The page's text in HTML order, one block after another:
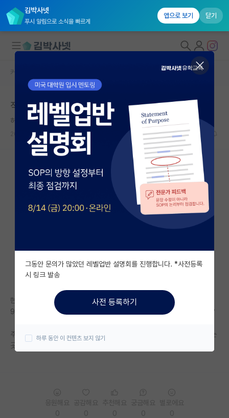
김박사넷
푸시 알림으로 소식을 빠르게
앱으로 보기 닫기
대학원생 모집
국내대학원 정보
연구실&오픈랩
커뮤니티
커뮤니티 홈
전체글보기
베스트 게시판
자유 게시판(아무개랩)
미국 유학 게시판
미국 대학원 합격 후기 게시판
대학원생 모집 게시판
연구실(PI) 홍보 게시판
커뮤니티 홈
직장인 강연 경력 쌓는 법 질문
허기진 가브리엘 마르케스
2024.07.26 1 714
현재 직장을 다니고 있습니다.
9 to 6 근무로, 직장을 다니면서 강연 경력을 쌓을 수 있는 방법있을까요?
주말이나 야간 수업은, 디지털대 가능할 것 같은데, 제대로 정보가 나와있는
곳이 없네요. 흑흑
그동안 문의가 많았던 레벨업반 설명회를 진행합니다. *사전등록
시 링크 발송
사전 등록하기
하루 동안 이 컨텐츠 보지 않기